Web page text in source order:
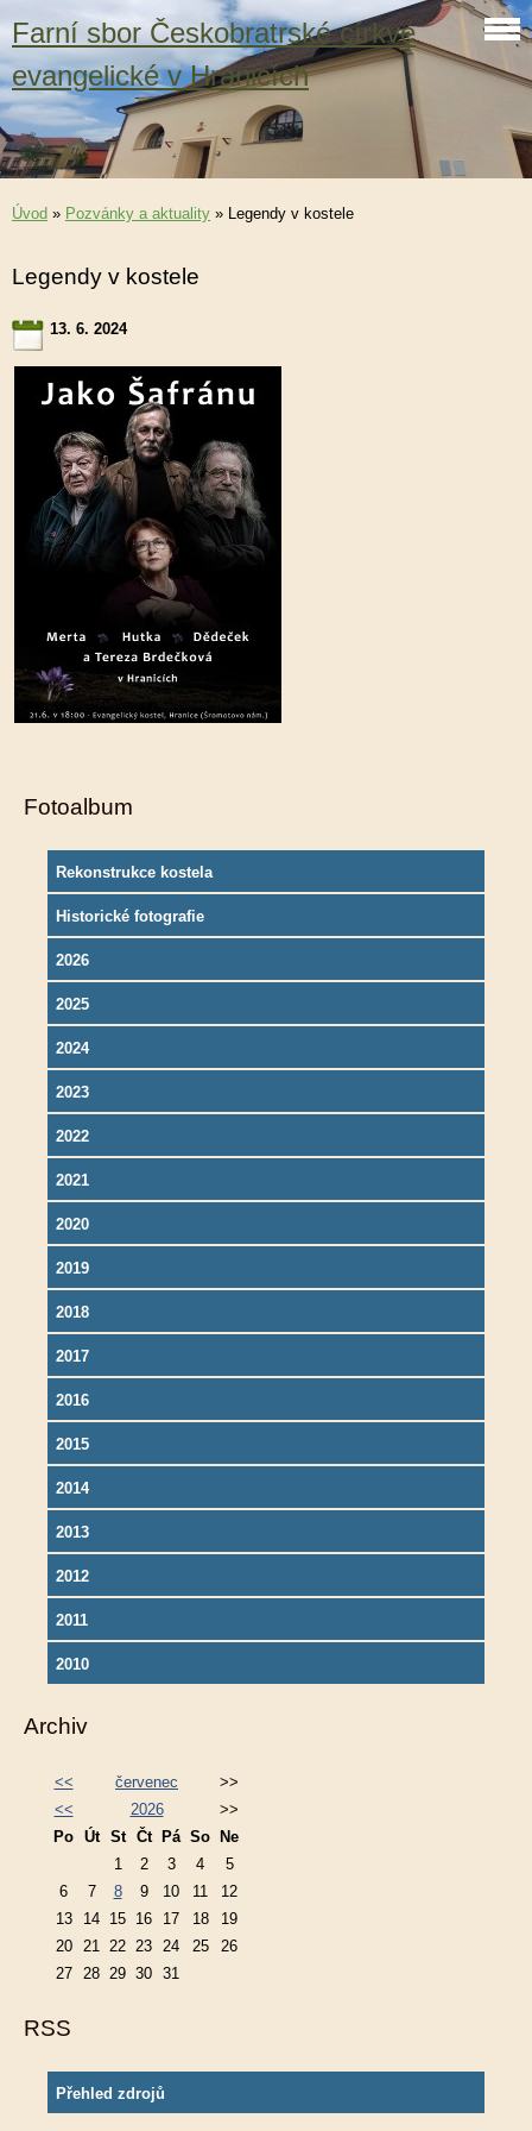
Farní sbor Českobratrské církve
evangelické v Hranicích
Úvod » Pozvánky a aktuality » Legendy v kostele
Legendy v kostele
13. 6. 2024
Fotoalbum
Rekonstrukce kostela
Historické fotografie
2026
2025
2024
2023
2022
2021
2020
2019
2018
2017
2016
2015
2014
2013
2012
2011
2010
Archiv
<< červenec
>>
<<
2026
>>
Po Út St Čt Pá So
Ne
1
2 3 4
5
6
7 8 9 10 11
12
13
14 15 16 17 18
19
20
21 22 23 24 25
26
27
28 29 30 31
RSS
Přehled zdrojů